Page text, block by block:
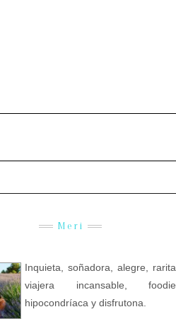
Meri
Inquieta, soñadora, alegre, rarita,
viajera incansable, foodie,
hipocondríaca y disfrutona.